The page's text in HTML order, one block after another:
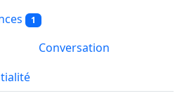
1
Conversation